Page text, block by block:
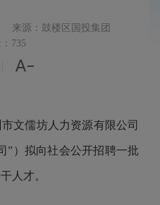
来源：鼓楼区国投集团
735

文儒坊人力资源有限公司
”）拟向社会公开招聘一批
人才。